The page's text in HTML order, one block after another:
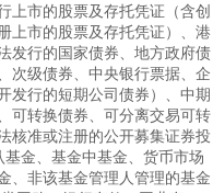
上市的股票及存托凭证（含创
上市的股票及存托凭证）、港
发行的国家债券、地方政府债
次级债券、中央银行票据、企
发行的短期公司债券）、中期
可转换债券、可分离交易可转
核准或注册的公开募集证券投
基金、基金中基金、货币市场
、非该基金管理人管理的基金